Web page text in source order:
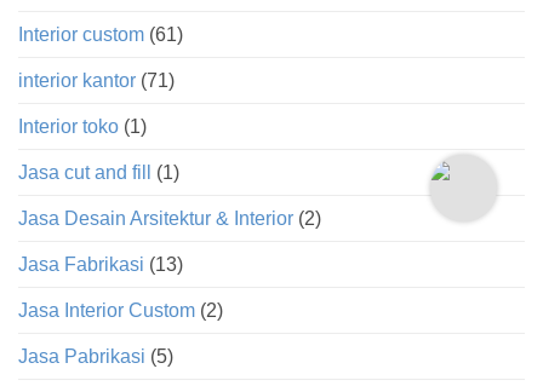
Interior custom (61)
interior kantor (71)
Interior toko (1)
Jasa cut and fill (1)
Jasa Desain Arsitektur & Interior (2)
Jasa Fabrikasi (13)
Jasa Interior Custom (2)
Jasa Pabrikasi (5)